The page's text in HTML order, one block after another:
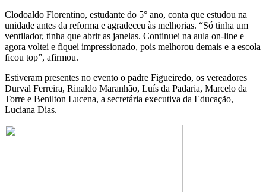
Clodoaldo Florentino, estudante do 5° ano, conta que estudou na
unidade antes da reforma e agradeceu às melhorias. “Só tinha um
ventilador, tinha que abrir as janelas. Continuei na aula on-line e
agora voltei e fiquei impressionado, pois melhorou demais e a escola
ficou top”, afirmou.
Estiveram presentes no evento o padre Figueiredo, os vereadores
Durval Ferreira, Rinaldo Maranhão, Luís da Padaria, Marcelo da
Torre e Benilton Lucena, a secretária executiva da Educação,
Luciana Dias.